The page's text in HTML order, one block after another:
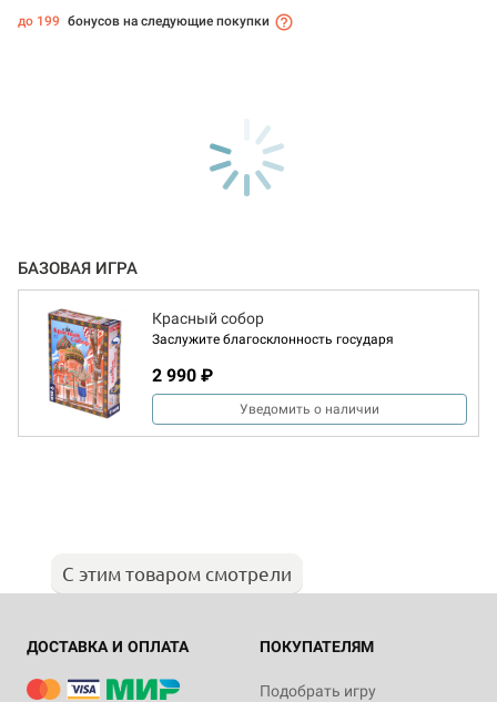
до 199 бонусов на следующие покупки
БАЗОВАЯ ИГРА
Красный собор
Заслужите благосклонность государя
2 990 ₽
Уведомить о наличии
С этим товаром смотрели
ДОСТАВКА И ОПЛАТА ПОКУПАТЕЛЯМ
Подобрать игру